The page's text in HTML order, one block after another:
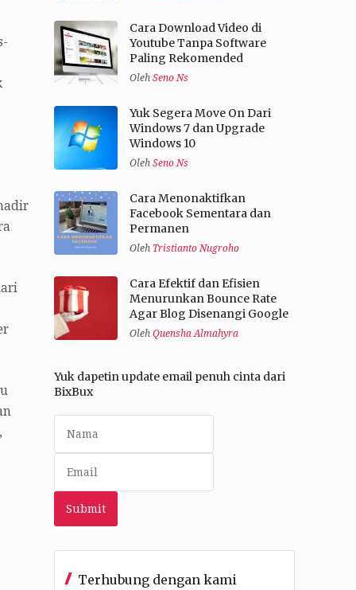
Cara Download Video di
Youtube Tanpa Software
Paling Rekomended
Oleh Seno Ns
Yuk Segera Move On Dari
Windows 7 dan Upgrade
Windows 10
Oleh Seno Ns
Cara Menonaktifkan
Facebook Sementara dan
Permanen
Oleh Tristianto Nugroho
Cara Efektif dan Efisien
Menurunkan Bounce Rate
Agar Blog Disenangi Google
Oleh Quensha Almahyra
Yuk dapetin update email penuh cinta dari
BixBux
Terhubung dengan kami